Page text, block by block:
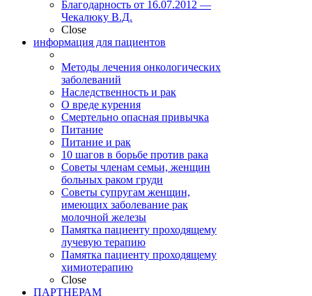
Благодарность от 16.07.2012 —
Чекалюку В.Д.
Close
информация для пациентов
Методы лечения онкологических
заболеваний
Наследственность и рак
О вреде курения
Смертельно опасная привычка
Питание
Питание и рак
10 шагов в борьбе против рака
Советы членам семьи, женщин
больных раком груди
Советы супругам женщин,
имеющих заболевание рак
молочной железы
Памятка пациенту проходящему
лучевую терапию
Памятка пациенту проходящему
химиотерапию
Close
ПАРТНЕРАМ